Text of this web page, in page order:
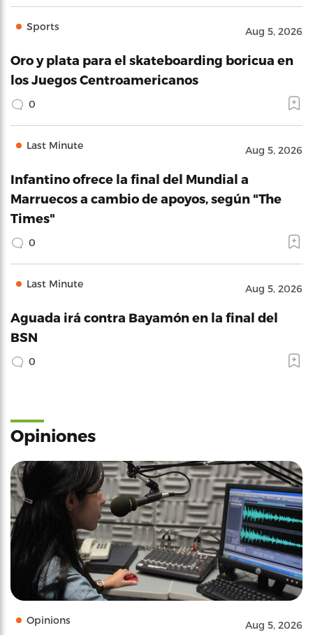
Sports Aug 5, 2026
Oro y plata para el skateboarding boricua en
los Juegos Centroamericanos
0
Last Minute Aug 5, 2026
Infantino ofrece la final del Mundial a
Marruecos a cambio de apoyos, según "The
Times"
0
Last Minute Aug 5, 2026
Aguada irá contra Bayamón en la final del
BSN
0
Opiniones
Opinions Aug 5, 2026